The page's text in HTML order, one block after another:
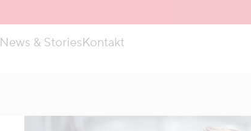
News & StoriesKontakt